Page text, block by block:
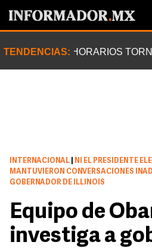
TENDENCIAS: HORARIOS
INTERNACIONAL
NI EL PRESIDENTE
MANTUVIERON CONVERSACIONES
GOBERNADOR DE ILLINOIS
Equipo de
investiga a